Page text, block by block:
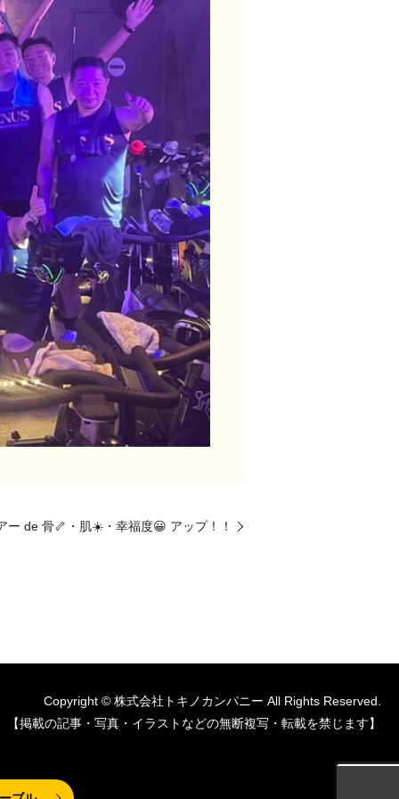
ー de 骨🦴・肌☀️・幸福度😀 アップ！！
Copyright © 株式会社トキノカンパニー All Rights Reserved.
【掲載の記事・写真・イラストなどの無断複写・転載を禁じます】